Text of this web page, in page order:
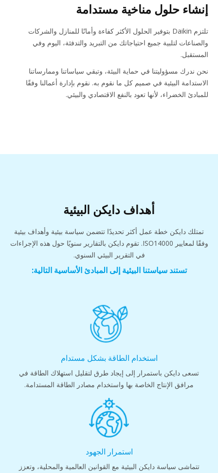
إنشاء حلول مناخية مستدامة
تلتزم Daikin بتوفير الحلول الأكثر كفاءة وأمانًا للمنازل والشركات
والصناعات لتلبية جميع احتياجاتك من التبريد والتدفئة، اليوم وفي
المستقبل.
نحن ندرك مسؤوليتنا في حماية البيئة، وتبقي سياساتنا وممارساتنا
الاستدامة البيئية في صميم كل ما نقوم به. نقوم بإدارة أعمالنا وفقًا
للمبادئ الخضراء، لأنها تعود بالنفع الاقتصادي والبيئي.
أهداف دايكن البيئية
تمتلك دايكن خطة عمل أكثر تحديدًا تتضمن سياسة بيئية وأهداف بيئية
وفقًا لمعايير ISO14000. تقوم دايكن بالتقارير سنويًا حول هذه الإجراءات
في التقرير البيئي السنوي.
تستند سياستنا البيئية إلى المبادئ الأساسية التالية:
استخدام الطاقة بشكل مستدام
تسعى دايكن باستمرار إلى إيجاد طرق لتقليل استهلاك الطاقة في
مرافق الإنتاج الخاصة بها واستخدام مصادر الطاقة المستدامة.
استمرار الجهود
تتماشى سياسة دايكن البيئية مع القوانين العالمية والمحلية، وتعزز